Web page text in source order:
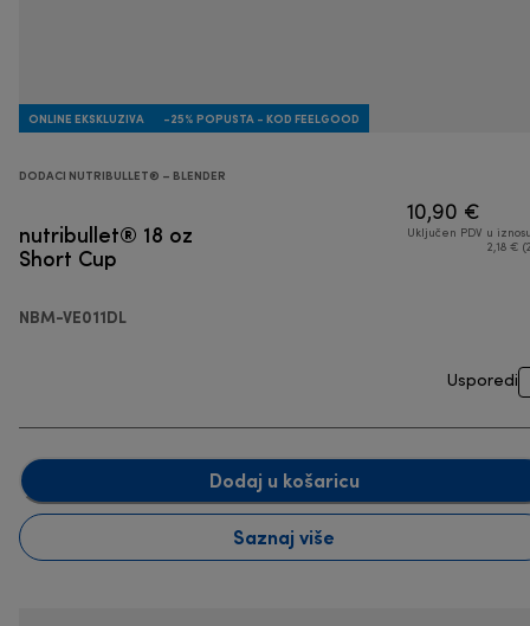
ONLINE EKSKLUZIVA -25% POPUSTA - KOD FEELGOOD
DODACI NUTRIBULLET® – BLENDER
nutribullet® 18 oz
Short Cup
NBM-VE011DL
10,90 €
Uključen PDV u
2,18 €
Usporedi
Dodaj u košaricu
Saznaj više